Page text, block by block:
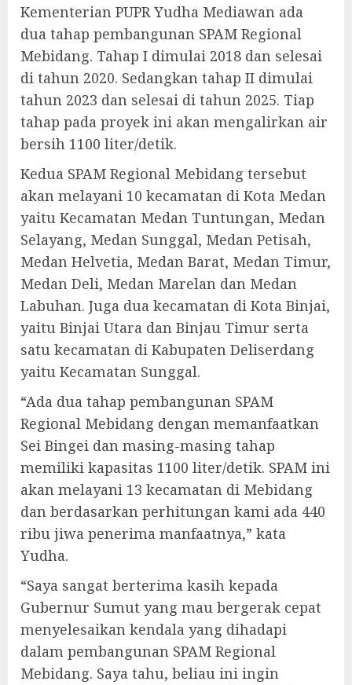
Kementerian PUPR Yudha Mediawan ada
dua tahap pembangunan SPAM Regional
Mebidang. Tahap I dimulai 2018 dan selesai
di tahun 2020. Sedangkan tahap II dimulai
tahun 2023 dan selesai di tahun 2025. Tiap
tahap pada proyek ini akan mengalirkan air
bersih 1100 liter/detik.
Kedua SPAM Regional Mebidang tersebut
akan melayani 10 kecamatan di Kota Medan
yaitu Kecamatan Medan Tuntungan, Medan
Selayang, Medan Sunggal, Medan Petisah,
Medan Helvetia, Medan Barat, Medan Timur,
Medan Deli, Medan Marelan dan Medan
Labuhan. Juga dua kecamatan di Kota Binjai,
yaitu Binjai Utara dan Binjau Timur serta
satu kecamatan di Kabupaten Deliserdang
yaitu Kecamatan Sunggal.
“Ada dua tahap pembangunan SPAM
Regional Mebidang dengan memanfaatkan
Sei Bingei dan masing-masing tahap
memiliki kapasitas 1100 liter/detik. SPAM ini
akan melayani 13 kecamatan di Mebidang
dan berdasarkan perhitungan kami ada 440
ribu jiwa penerima manfaatnya,” kata
Yudha.
“Saya sangat berterima kasih kepada
Gubernur Sumut yang mau bergerak cepat
menyelesaikan kendala yang dihadapi
dalam pembangunan SPAM Regional
Mebidang. Saya tahu, beliau ini ingin